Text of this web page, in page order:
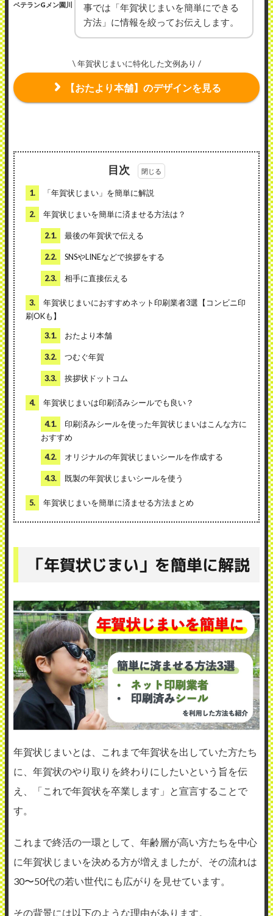
ベテランGメン園川
事では「年賀状じまいを簡単にできる
方法」に情報を絞ってお伝えします。
\ 年賀状じまいに特化した文例あり /
【おたより本舗】のデザインを見る
目次
1. 「年賀状じまい」を簡単に解説
2. 年賀状じまいを簡単に済ませる方法は？
2.1. 最後の年賀状で伝える
2.2. SNSやLINEなどで挨拶をする
2.3. 相手に直接伝える
3.
年賀状じまいにおすすめネット印刷業者3選【コンビニ印
刷OKも】
3.1.
おたより本舗
3.2. つむぐ年賀
3.3. 挨拶状ドットコム
4. 年賀状じまいは印刷済みシールでも良い？
4.1.
印刷済みシールを使った年賀状じまいはこんな方に
おすすめ
4.2.
オリジナルの年賀状じまいシールを作成する
4.3. 既製の年賀状じまいシールを使う
5. 年賀状じまいを簡単に済ませる方法まとめ
「年賀状じまい」を簡単に解説
年賀状じまいとは、これまで年賀状を出していた方たち
に、年賀状のやり取りを終わりにしたいという旨を伝
え、「これで年賀状を卒業します」と宣言することで
す。
これまで終活の一環として、年齢層が高い方たちを中心
に年賀状じまいを決める方が増えましたが、その流れは
30〜50代の若い世代にも広がりを見せています。
その背景には以下のような理由があります。